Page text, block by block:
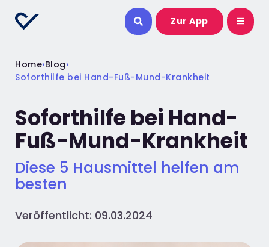
Zur App
Home›Blog›
Soforthilfe bei Hand-Fuß-Mund-Krankheit
Soforthilfe bei Hand-
Fuß-Mund-Krankheit
Diese 5 Hausmittel helfen am
besten
Veröffentlicht: 09.03.2024